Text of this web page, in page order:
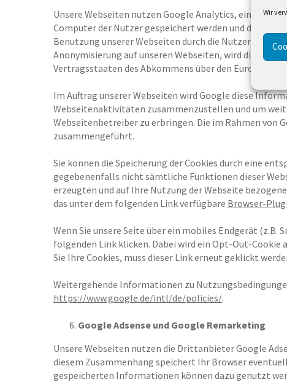
Wir
Unsere Webseiten nutzen Google Analytics, einen
Computer der Nutzer gespeichert werden und die eine
Benutzung unserer Webseiten durch die Nutzer
Anonymisierung auf unseren Webseiten, wird die IP-
Vertragsstaaten des Abkommens über den
Im Auftrag unserer Webseiten wird Google diese
Webseitenaktivitäten zusammenzustellen und um
Webseitenbetreiber zu erbringen. Die im Rahmen von
zusammengeführt.
Sie können die Speicherung der Cookies durch eine
gegebenenfalls nicht sämtliche Funktionen dieser
erzeugten und auf Ihre Nutzung der Webseite
das unter dem folgenden Link verfügbare Browser-
Wenn Sie unsere Seite über ein mobiles Endgerät (z.B.
folgenden Link klicken. Dabei wird ein Opt-Out-Cookie
Sie Ihre Cookies, muss dieser Link erneut geklickt
Weitergehende Informationen zu
https://www.google.de/intl/de/policies/.
Google Adsense und Google Remarketing
Unsere Webseiten nutzen die Drittanbieter Google
diesem Zusammenhang speichert Ihr Browser
gespeicherten Informationen können dazu genutzt